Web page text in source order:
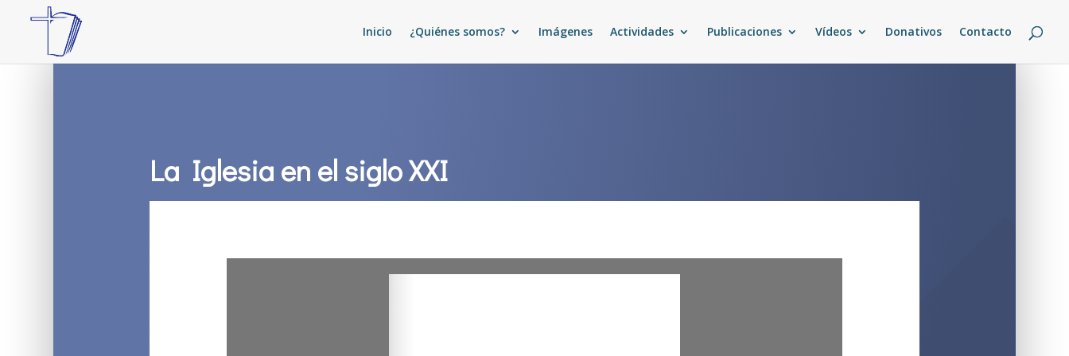
Inicio ¿Quiénes somos? Imágenes Actividades Publicaciones Vídeos Donativos Contacto
La Iglesia en el siglo XXI